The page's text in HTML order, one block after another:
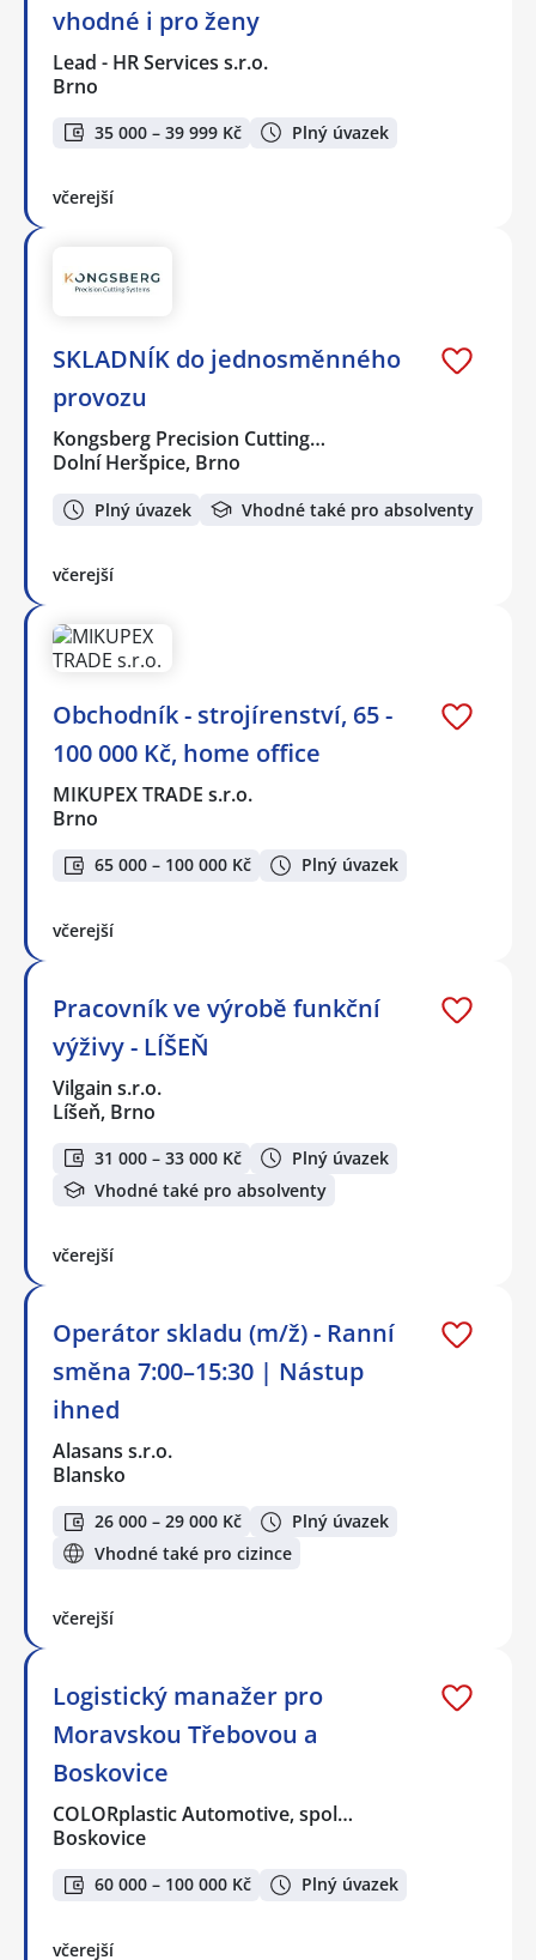
vhodné i pro ženy
Lead - HR Services s.r.o.
Brno
35 000 – 39 999 Kč Plný úvazek
včerejší
SKLADNÍK do jednosměnného
provozu
Kongsberg Precision Cutting…
Dolní Heršpice, Brno
Plný úvazek Vhodné také pro absolventy
včerejší
Obchodník - strojírenství, 65 -
100 000 Kč, home office
MIKUPEX TRADE s.r.o.
Brno
65 000 – 100 000 Kč Plný úvazek
včerejší
Pracovník ve výrobě funkční
výživy - LÍŠEŇ
Vilgain s.r.o.
Líšeň, Brno
31 000 – 33 000 Kč
Plný úvazek
Vhodné také pro absolventy
včerejší
Operátor skladu (m/ž) - Ranní
směna 7:00–15:30 | Nástup
ihned
Alasans s.r.o.
Blansko
26 000 – 29 000 Kč
Plný úvazek
Vhodné také pro cizince
včerejší
Logistický manažer pro
Moravskou Třebovou a
Boskovice
COLORplastic Automotive, spol…
Boskovice
60 000 – 100 000 Kč Plný úvazek
včerejší